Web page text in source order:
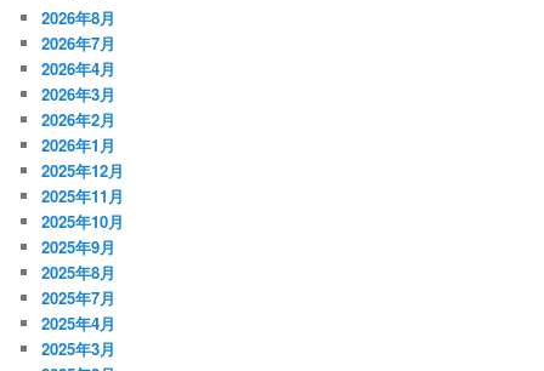
2026年8月
2026年7月
2026年4月
2026年3月
2026年2月
2026年1月
2025年12月
2025年11月
2025年10月
2025年9月
2025年8月
2025年7月
2025年4月
2025年3月